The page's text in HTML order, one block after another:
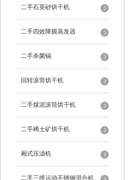
二手石英砂烘干机
二手四效降膜蒸发器
二手杀菌锅
回转滚筒烘干机
二手煤泥滚筒烘干机
二手稀土矿烘干机
厢式压滤机
二手三维运动不锈钢混合机